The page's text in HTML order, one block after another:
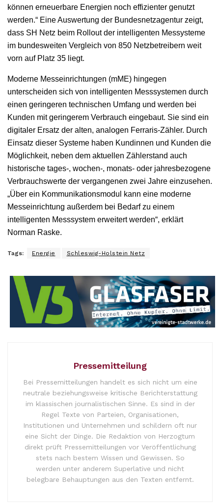
können erneuerbare Energien noch effizienter genutzt
werden.“ Eine Auswertung der Bundesnetzagentur zeigt,
dass SH Netz beim Rollout der intelligenten Messysteme
im bundesweiten Vergleich von 850 Netzbetreibern weit
vorn auf Platz 35 liegt.
Moderne Messeinrichtungen (mME) hingegen
unterscheiden sich von intelligenten Messsystemen durch
einen geringeren technischen Umfang und werden bei
Kunden mit geringerem Verbrauch eingebaut. Sie sind ein
digitaler Ersatz der alten, analogen Ferraris-Zähler. Durch
Einsatz dieser Systeme haben Kundinnen und Kunden die
Möglichkeit, neben dem aktuellen Zählerstand auch
historische tages-, wochen-, monats- oder jahresbezogene
Verbrauchswerte der vergangenen zwei Jahre einzusehen.
„Über ein Kommunikationsmodul kann eine moderne
Messeinrichtung außerdem bei Bedarf zu einem
intelligenten Messsystem erweitert werden“, erklärt
Norman Raske.
Tags: Energie Schleswig-Holstein Netz
Pressemitteilung
Bei Pressemitteilungen handelt es sich nicht um eine
neutrale beziehungsweise kritische Berichterstattung
im klassischen journalistischen Sinne. Es sind in der
Regel Texte von Parteien, Organisationen,
Institutionen und Unternehmen und schildern oft nur
eine Sicht der Dinge. Die Redaktion von Herzogtum
direkt prüft Pressemitteilungen vor Veröffentlichung
stets nach bestem Wissen und Gewissen. So
werden unter anderem Superlative und nicht
belegbare Behauptungen aus den Texten entfernt.